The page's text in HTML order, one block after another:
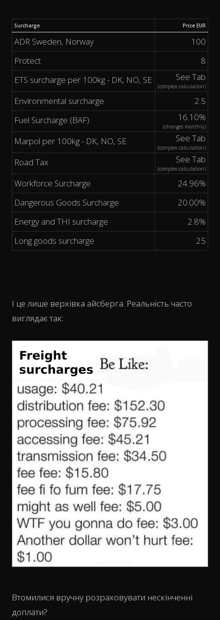
Surcharge Price EUR
ADR Sweden, Norway
100
Protect
8
ETS surcharge per 100kg - DK, NO, SE
See Tab
(complex calculation)
Environmental surcharge
2.5
Fuel Surcharge (BAF)
16.10%
(changes monthly)
Marpol per 100kg - DK, NO, SE See Tab
(complex calculation)
Road Tax See Tab
(complex calculation)
Workforce Surcharge
24.96%
Dangerous Goods Surcharge
20.00%
Energy and THI surcharge
2.8%
Long goods surcharge
25
І це лише верхівка айсберга. Реальність часто
виглядає так:
Втомилися вручну розраховувати нескінченні
доплати?